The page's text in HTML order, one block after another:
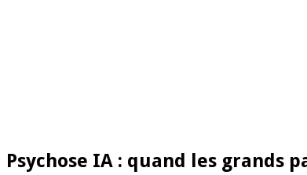
Psychose IA : quand les grands